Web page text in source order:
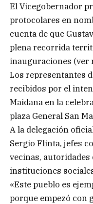
El Vicegobernador
protocolares en
cuenta de que
plena recorrida
inauguraciones (ver
Los representantes
recibidos por el
Maidana en la
plaza General San
A la delegación
Sergio Flinta, jefes
vecinas,
instituciones
«Este pueblo es
porque empezó con